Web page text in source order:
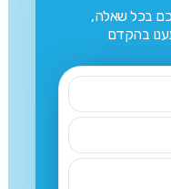
בכל שאלה,
בהקדם